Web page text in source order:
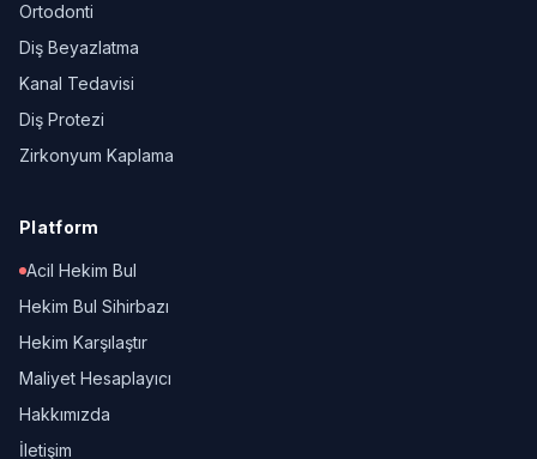
Ortodonti
Diş Beyazlatma
Kanal Tedavisi
Diş Protezi
Zirkonyum Kaplama
Platform
Acil Hekim Bul
Hekim Bul Sihirbazı
Hekim Karşılaştır
Maliyet Hesaplayıcı
Hakkımızda
İletişim